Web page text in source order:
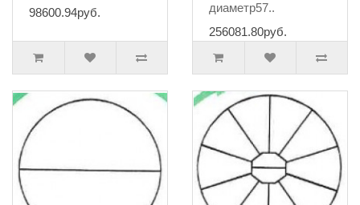
98600.94руб.
диаметр57..
256081.80руб.